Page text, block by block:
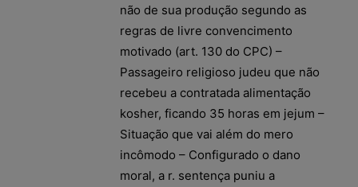
não de sua produção segundo as
regras de livre convencimento
motivado (art. 130 do CPC) –
Passageiro religioso judeu que não
recebeu a contratada alimentação
kosher, ficando 35 horas em jejum –
Situação que vai além do mero
incômodo – Configurado o dano
moral, a r. sentença puniu a